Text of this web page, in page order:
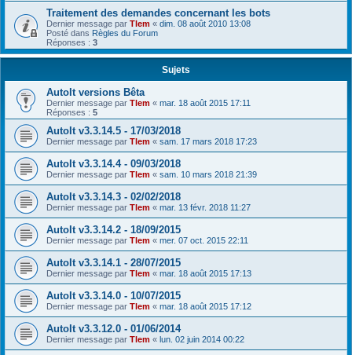
Traitement des demandes concernant les bots
Dernier message par Tlem « dim. 08 août 2010 13:08
Posté dans Règles du Forum
Réponses : 3
Sujets
AutoIt versions Bêta
Dernier message par Tlem « mar. 18 août 2015 17:11
Réponses : 5
AutoIt v3.3.14.5 - 17/03/2018
Dernier message par Tlem « sam. 17 mars 2018 17:23
AutoIt v3.3.14.4 - 09/03/2018
Dernier message par Tlem « sam. 10 mars 2018 21:39
AutoIt v3.3.14.3 - 02/02/2018
Dernier message par Tlem « mar. 13 févr. 2018 11:27
AutoIt v3.3.14.2 - 18/09/2015
Dernier message par Tlem « mer. 07 oct. 2015 22:11
AutoIt v3.3.14.1 - 28/07/2015
Dernier message par Tlem « mar. 18 août 2015 17:13
AutoIt v3.3.14.0 - 10/07/2015
Dernier message par Tlem « mar. 18 août 2015 17:12
AutoIt v3.3.12.0 - 01/06/2014
Dernier message par Tlem « lun. 02 juin 2014 00:22